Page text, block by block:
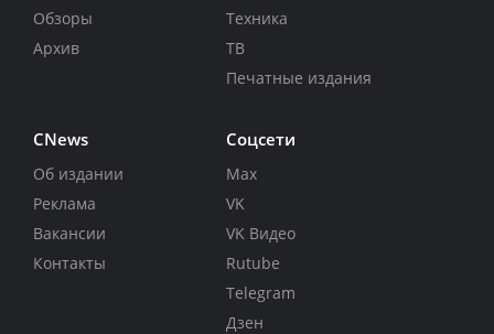
Обзоры
Архив
Техника
ТВ
Печатные издания
CNews
Об издании
Реклама
Вакансии
Контакты
Соцсети
Max
VK
VK Видео
Rutube
Telegram
Дзен